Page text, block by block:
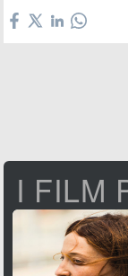
I FILM